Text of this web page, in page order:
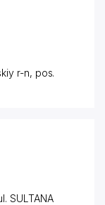
r-n, pos.
SULTANA